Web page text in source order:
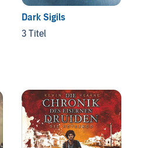
Dark Sigils
3 Titel